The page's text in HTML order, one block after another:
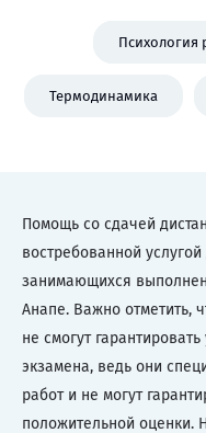
Психология
Термодинамика
Помощь со сдачей
востребованной
занимающихся
Анапе. Важно отметить,
не смогут
экзамена, ведь они
работ и не могут
положительной оценки.